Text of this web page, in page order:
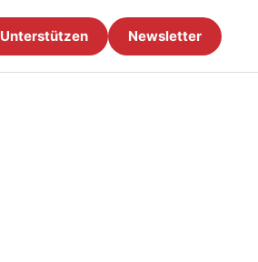
Unterstützen Newsletter